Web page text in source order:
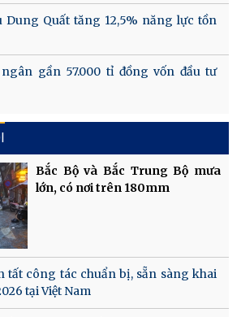
Dung Quất tăng 12,5% năng lực tồn
gần 57.000 tỉ đồng vốn đầu tư
Bắc Bộ và Bắc Trung Bộ mưa
lớn, có nơi trên 180mm
tất công tác chuẩn bị, sẵn sàng khai
tại Việt Nam